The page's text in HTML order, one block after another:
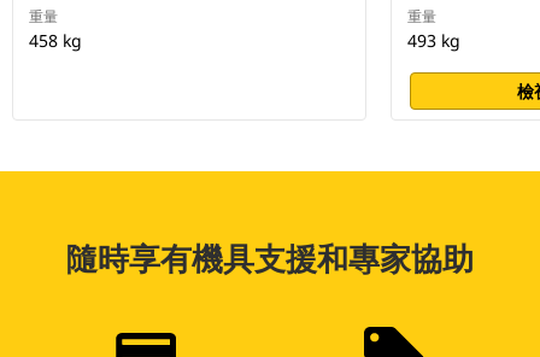
重量
458 kg
重量
493 kg
檢
隨時享有機具支援和專家協助